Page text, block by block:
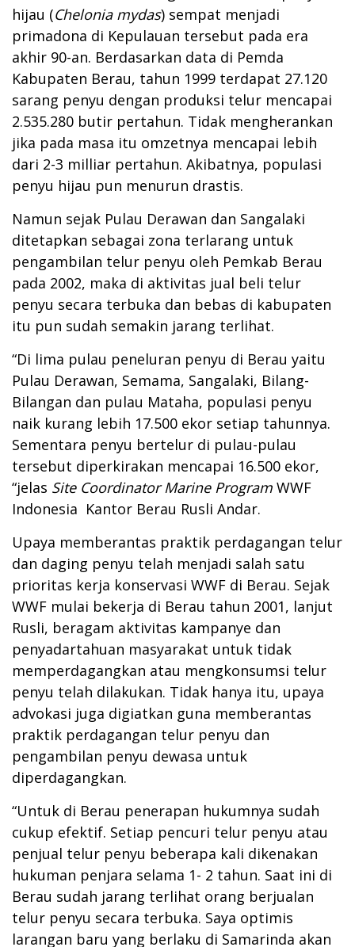
hijau (Chelonia mydas) sempat menjadi
primadona di Kepulauan tersebut pada era
akhir 90-an. Berdasarkan data di Pemda
Kabupaten Berau, tahun 1999 terdapat 27.120
sarang penyu dengan produksi telur mencapai
2.535.280 butir pertahun. Tidak mengherankan
jika pada masa itu omzetnya mencapai lebih
dari 2-3 milliar pertahun. Akibatnya, populasi
penyu hijau pun menurun drastis.
Namun sejak Pulau Derawan dan Sangalaki
ditetapkan sebagai zona terlarang untuk
pengambilan telur penyu oleh Pemkab Berau
pada 2002, maka di aktivitas jual beli telur
penyu secara terbuka dan bebas di kabupaten
itu pun sudah semakin jarang terlihat.
“Di lima pulau peneluran penyu di Berau yaitu
Pulau Derawan, Semama, Sangalaki, Bilang-
Bilangan dan pulau Mataha, populasi penyu
naik kurang lebih 17.500 ekor setiap tahunnya.
Sementara penyu bertelur di pulau-pulau
tersebut diperkirakan mencapai 16.500 ekor,
“jelas Site Coordinator Marine Program WWF
Indonesia Kantor Berau Rusli Andar.
Upaya memberantas praktik perdagangan telur
dan daging penyu telah menjadi salah satu
prioritas kerja konservasi WWF di Berau. Sejak
WWF mulai bekerja di Berau tahun 2001, lanjut
Rusli, beragam aktivitas kampanye dan
penyadartahuan masyarakat untuk tidak
memperdagangkan atau mengkonsumsi telur
penyu telah dilakukan. Tidak hanya itu, upaya
advokasi juga digiatkan guna memberantas
praktik perdagangan telur penyu dan
pengambilan penyu dewasa untuk
diperdagangkan.
“Untuk di Berau penerapan hukumnya sudah
cukup efektif. Setiap pencuri telur penyu atau
penjual telur penyu beberapa kali dikenakan
hukuman penjara selama 1- 2 tahun. Saat ini di
Berau sudah jarang terlihat orang berjualan
telur penyu secara terbuka. Saya optimis
larangan baru yang berlaku di Samarinda akan